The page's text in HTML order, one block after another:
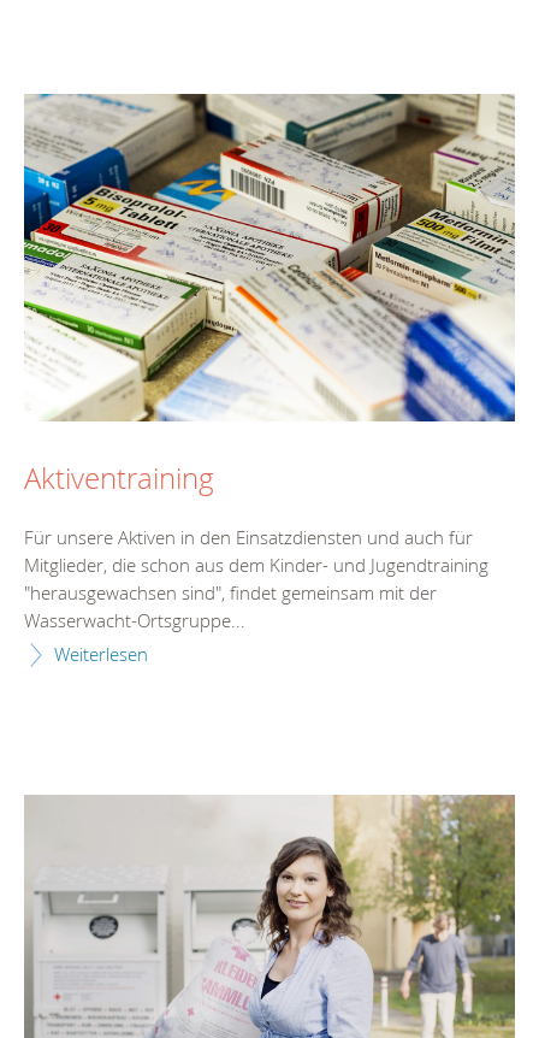
Aktiventraining
Für unsere Aktiven in den Einsatzdiensten und auch für
Mitglieder, die schon aus dem Kinder- und Jugendtraining
"herausgewachsen sind", findet gemeinsam mit der
Wasserwacht-Ortsgruppe...
Weiterlesen